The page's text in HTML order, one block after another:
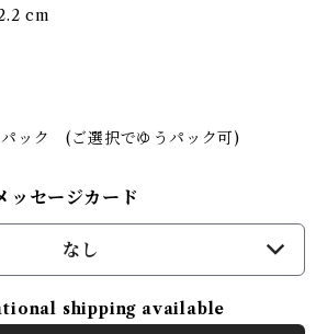
cm
パック (ご選択でゆうパック可)
ッセージカード
なし
shipping available